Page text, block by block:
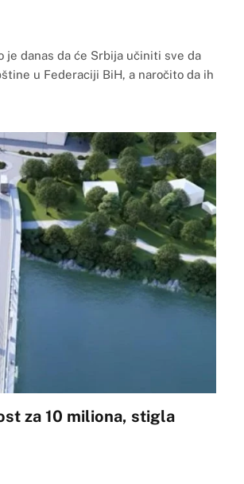
danas da će Srbija učiniti sve da
u Federaciji BiH, a naročito da ih
za 10 miliona, stigla